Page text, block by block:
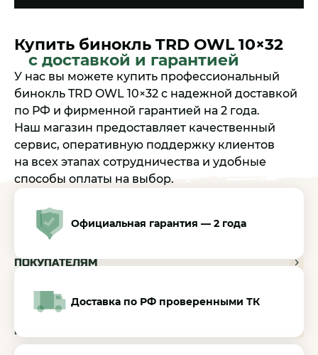
Купить бинокль TRD OWL 10×32
с доставкой и гарантией
У нас вы можете купить профессиональный
бинокль TRD OWL 10×32 с надежной доставкой
по РФ и фирменной гарантией на 2 года.
Наш магазин предоставляет качественный
сервис, оперативную поддержку клиентов
на всех этапах сотрудничества и удобные
способы оплаты на выбор.
Официальная гарантия — 2 года
Доставка по РФ проверенными ТК
КАТАЛОГ
ПОКУПАТЕЛЯМ
ДИЛЕРАМ
МЕДИА-ЦЕНТР